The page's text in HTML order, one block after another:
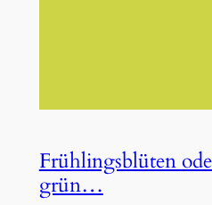
Frühlingsblüten
grün…